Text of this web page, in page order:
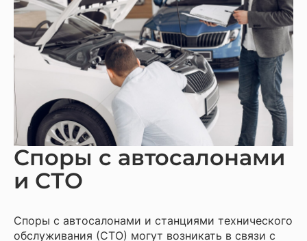
Споры с автосалонами
и СТО
Споры с автосалонами и станциями технического
обслуживания (СТО) могут возникать в связи с